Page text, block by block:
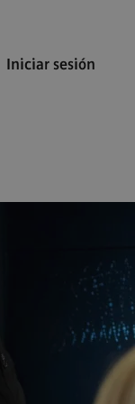
Iniciar sesión